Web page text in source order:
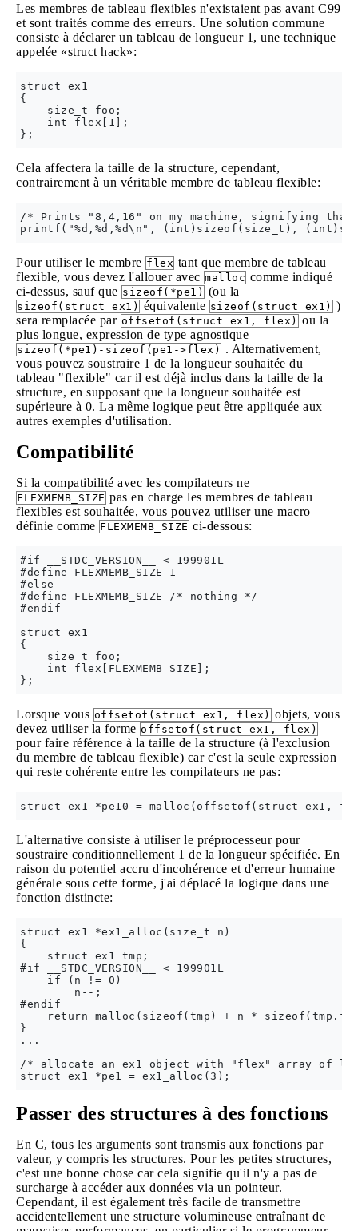
Les membres de tableau flexibles n'existaient pas avant C99
et sont traités comme des erreurs. Une solution commune
consiste à déclarer un tableau de longueur 1, une technique
appelée «struct hack»:
struct ex1
{
    size_t foo;
    int flex[1];
Cela affectera la taille de la structure, cependant,
contrairement à un véritable membre de tableau flexible:
/* Prints "8,4,16" on my machine, signifying
Pour utiliser le membre flex tant que membre de tableau
flexible, vous devez l'allouer avec malloc comme indiqué
ci-dessus, sauf que sizeof(*pe1) (ou la
sizeof(struct ex1) équivalente sizeof(struct ex1) )
sera remplacée par offsetof(struct ex1, flex) ou la
plus longue, expression de type agnostique
sizeof(*pe1)-sizeof(pe1->flex)
. Alternativement,
vous pouvez soustraire 1 de la longueur souhaitée du
tableau "flexible" car il est déjà inclus dans la taille de la
structure, en supposant que la longueur souhaitée est
supérieure à 0. La même logique peut être appliquée aux
autres exemples d'utilisation.
Compatibilité
Si la compatibilité avec les compilateurs ne
FLEXMEMB_SIZE pas en charge les membres de tableau
flexibles est souhaitée, vous pouvez utiliser une macro
définie comme FLEXMEMB_SIZE ci-dessous:
#if __STDC_VERSION__ < 199901L
#define FLEXMEMB_SIZE 1
#else
#define FLEXMEMB_SIZE /* nothing */
#endif
struct ex1
{
    size_t foo;
    int flex[FLEXMEMB_SIZE];
Lorsque vous offsetof(struct ex1, flex) objets, vous
devez utiliser la forme offsetof(struct ex1, flex)
pour faire référence à la taille de la structure (à l'exclusion
du membre de tableau flexible) car c'est la seule expression
qui reste cohérente entre les compilateurs ne pas:
L'alternative consiste à utiliser le préprocesseur pour
soustraire conditionnellement 1 de la longueur spécifiée. En
raison du potentiel accru d'incohérence et d'erreur humaine
générale sous cette forme, j'ai déplacé la logique dans une
fonction distincte:
struct ex1 *ex1_alloc(size_t n)
{
    struct ex1 tmp;
#if __STDC_VERSION__ < 199901L
    if (n != 0)
        n--;
#endif
return malloc(sizeof(tmp) + n *
}
...
/* allocate an ex1 object with "flex" array of
Passer des structures à des fonctions
En C, tous les arguments sont transmis aux fonctions par
valeur, y compris les structures. Pour les petites structures,
c'est une bonne chose car cela signifie qu'il n'y a pas de
surcharge à accéder aux données via un pointeur.
Cependant, il est également très facile de transmettre
accidentellement une structure volumineuse entraînant de